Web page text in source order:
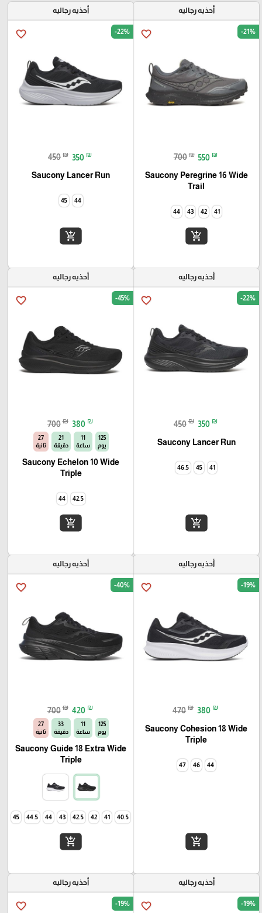
أحذيه رجاليه
favorite_border -21%
700 ₪ 550 ₪
Saucony Peregrine 16 Wide
Trail
41
42
43
44
add_shopping_cart
أحذيه رجاليه
favorite_border -22%
450 ₪ 350 ₪
Saucony Lancer Run
44
45
add_shopping_cart
أحذيه رجاليه
favorite_border -22%
450 ₪ 350 ₪
Saucony Lancer Run
41
45
46.5
add_shopping_cart
أحذيه رجاليه
favorite_border -45%
700 ₪ 380 ₪
125
يوم
11
ساعة
21
دقيقة
26
ثانية
Saucony Echelon 10 Wide
Triple
42.5
44
add_shopping_cart
أحذيه رجاليه
favorite_border -19%
470 ₪ 380 ₪
Saucony Cohesion 18 Wide
Triple
44
46
47
add_shopping_cart
أحذيه رجاليه
favorite_border -40%
700 ₪ 420 ₪
125
يوم
11
ساعة
33
دقيقة
26
ثانية
Saucony Guide 18 Extra Wide
Triple
40.5
41
42
42.5
43
44
44.5
45
add_shopping_cart
أحذيه رجاليه
favorite_border -19%
أحذيه رجاليه
favorite_border -19%